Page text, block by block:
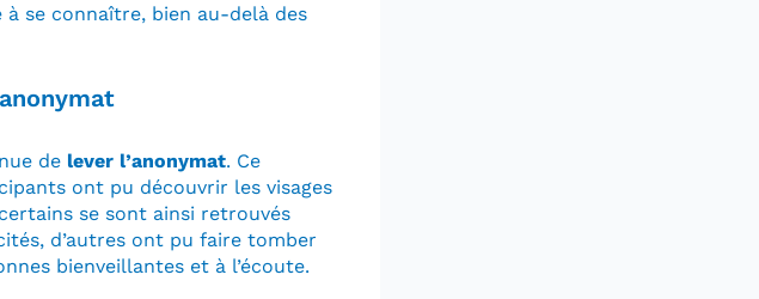
à se connaître, bien au-delà des
de lever l’anonymat. Ce
ont pu découvrir les visages
se sont ainsi retrouvés
d’autres ont pu faire tomber
bienveillantes et à l’écoute.